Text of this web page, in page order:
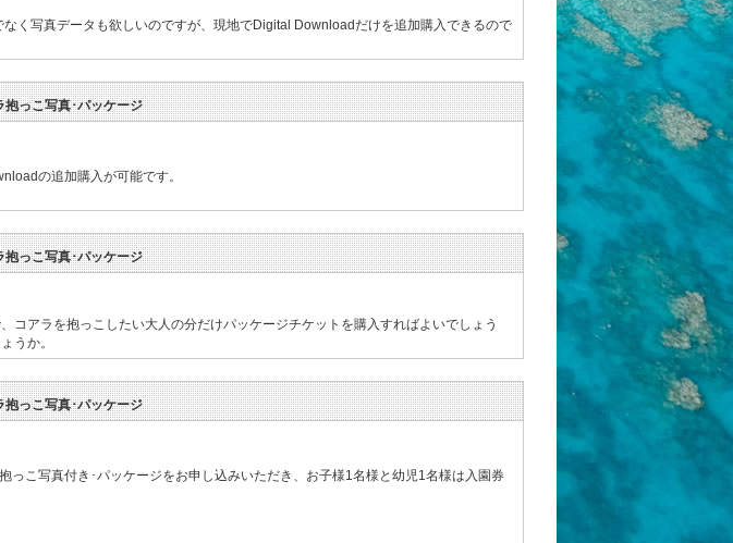
く写真データも欲しいのですが、現地でDigital Downloadだけを追加購入できるので
っこ写真･パッケージ
の追加購入が可能です。
っこ写真･パッケージ
アラを抱っこしたい大人の分だけパッケージチケットを購入すればよいでしょう
うか。
っこ写真･パッケージ
こ写真付き･パッケージをお申し込みいただき、お子様1名様と幼児1名様は入園券